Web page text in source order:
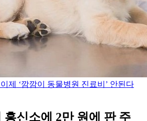
제 ‘깜깜이 동물병원 진료비’ 안된다
흥신소에 2만 원에 판 주